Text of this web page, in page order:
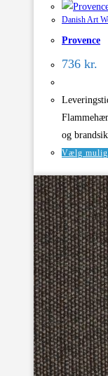
Danish Art
Provence
736 kr.
og
Vælg